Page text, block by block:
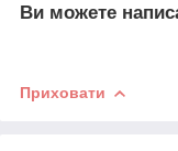
Ви можете
Приховати